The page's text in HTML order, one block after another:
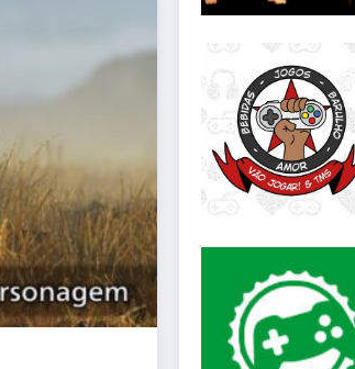
Créditos: Capcom